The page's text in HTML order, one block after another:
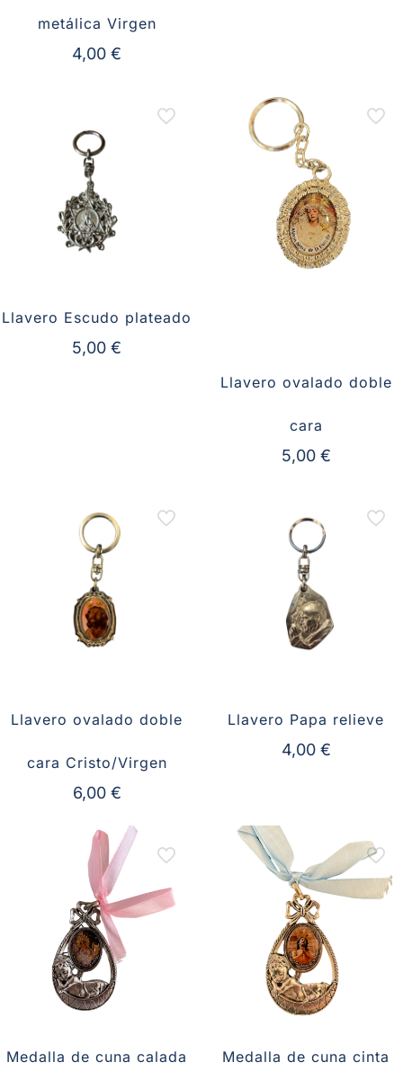
metálica Virgen
4,00€
Llavero Escudo plateado
5,00€
Llavero ovalado doble
cara
5,00 €
Llavero ovalado doble
cara Cristo/Virgen
6,00 €
Llavero Papa relieve
4,00 €
Medalla de cuna calada Medalla de cuna cinta